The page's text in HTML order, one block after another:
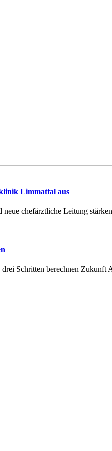
Limmattal aus
neue chefärztliche Leitung
Schritten berechnen